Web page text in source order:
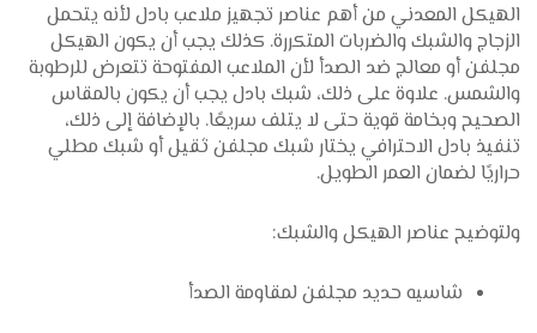
الهيكل المعدني من أهم عناصر تجهيز ملاعب بادل لأنه يتحمل
الزجاج والشبك والضربات المتكررة. كذلك يجب أن يكون الهيكل
مجلفن أو معالج ضد الصدأ لأن الملاعب المفتوحة تتعرض للرطوبة
والشمس. علاوة على ذلك، شبك بادل يجب أن يكون بالمقاس
الصحيح وبخامة قوية حتى لا يتلف سريعًا. بالإضافة إلى ذلك،
تنفيذ بادل الاحترافي يختار شبك مجلفن ثقيل أو شبك مطلي
حراريًا لضمان العمر الطويل.
ولتوضيح عناصر الهيكل والشبك:
شاسيه حديد مجلفن لمقاومة الصدأ